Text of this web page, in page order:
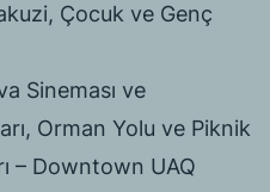
Çocuk ve Genç
Sineması ve
Orman Yolu ve Piknik
– Downtown UAQ